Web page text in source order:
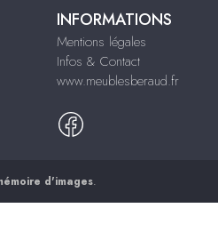
INFORMATIONS
Mentions légales
Infos & Contact
www.meublesberaud.fr
d'images.